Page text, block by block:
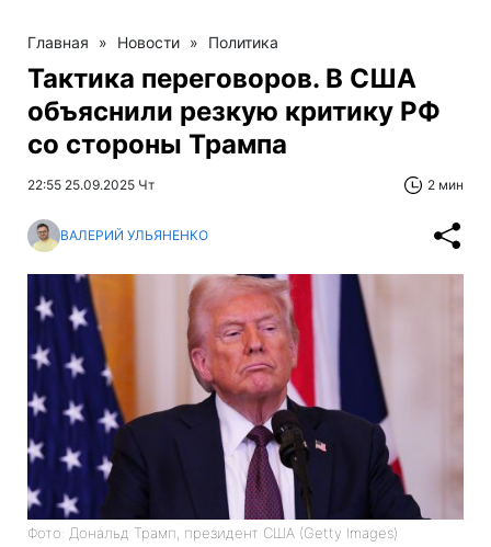
Главная » Новости » Политика
Тактика переговоров. В США
объяснили резкую критику РФ
со стороны Трампа
22:55 25.09.2025 Чт 2 мин
ВАЛЕРИЙ УЛЬЯНЕНКО
Фото: Дональд Трамп, президент США (Getty Images)